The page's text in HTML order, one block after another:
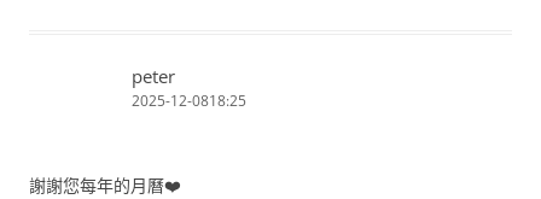
peter
2025-12-0818:25
謝謝您每年的月曆❤️